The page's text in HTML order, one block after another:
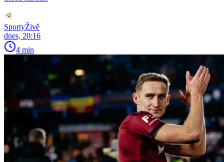
SportyŽivě
dnes, 20:16
4 min